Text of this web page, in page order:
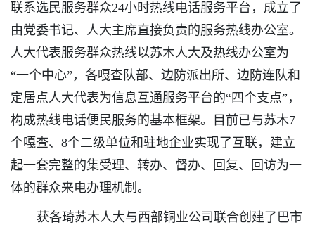
联系选民服务群众24小时热线电话服务平台，成立了
由党委书记、人大主席直接负责的服务热线办公室。
人大代表服务群众热线以苏木人大及热线办公室为
“一个中心”，各嘎查队部、边防派出所、边防连队和
定居点人大代表为信息互通服务平台的“四个支点”，
构成热线电话便民服务的基本框架。目前已与苏木7
个嘎查、8个二级单位和驻地企业实现了互联，建立
起一套完整的集受理、转办、督办、回复、回访为一
体的群众来电办理机制。
获各琦苏木人大与西部铜业公司联合创建了巴市